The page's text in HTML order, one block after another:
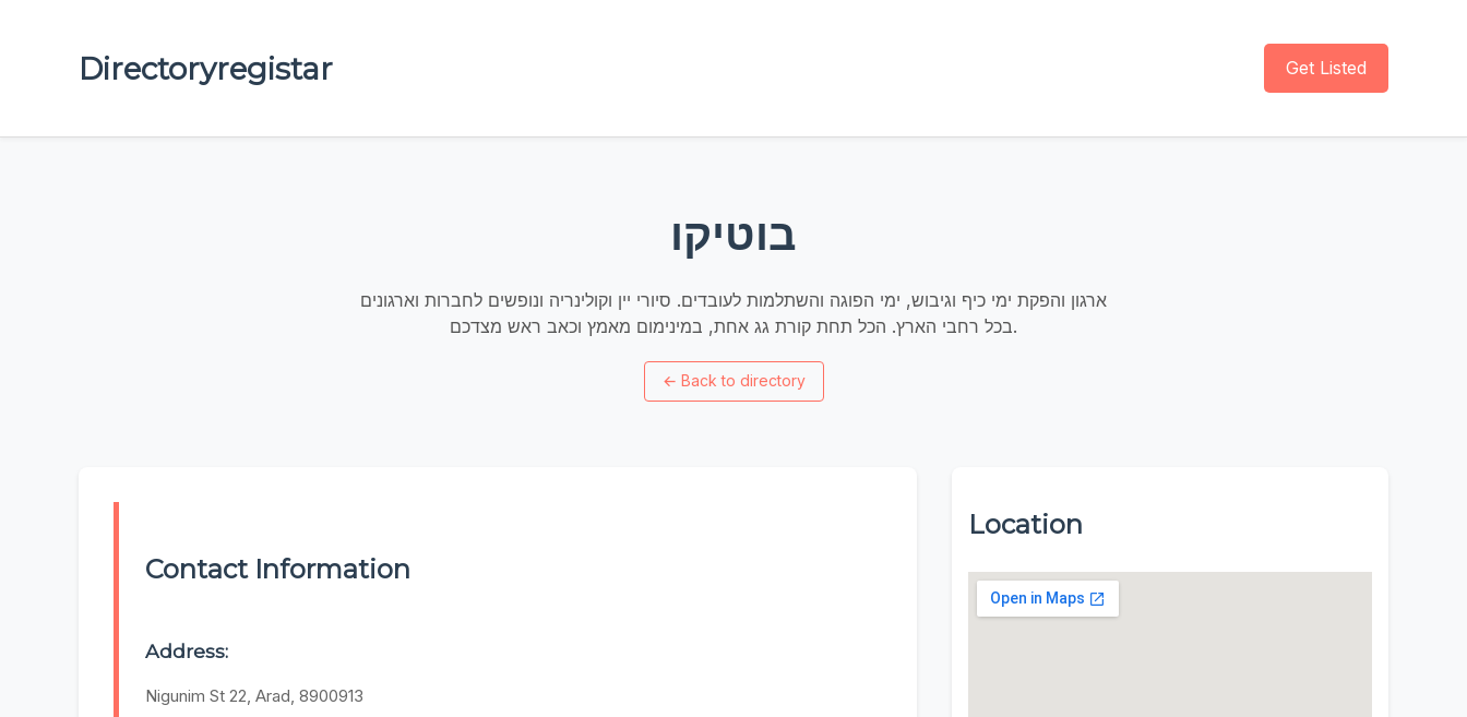
Directoryregistar Get Listed
בוטיקו
ארגון והפקת ימי כיף וגיבוש, ימי הפוגה והשתלמות לעובדים. סיורי יין וקולינריה ונופשים לחברות וארגונים
בכל רחבי הארץ. הכל תחת קורת גג אחת, במינימום מאמץ וכאב ראש מצדכם.
← Back to directory
Contact Information
Address:
Nigunim St 22, Arad, 8900913
Location